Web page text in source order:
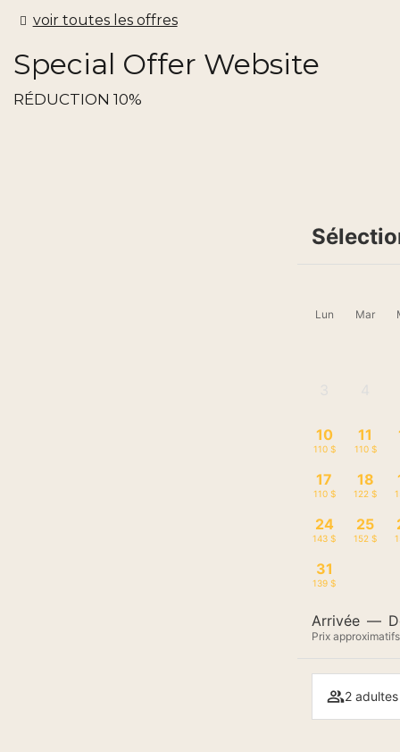
voir toutes les offres
Special Offer Website
​​RÉDUCTION 10%
Lun Mar
10
110 $
11
110 $
17
110 $
18
122 $
24
143 $
25
152 $
31
139 $
Arrivée —
Prix
2